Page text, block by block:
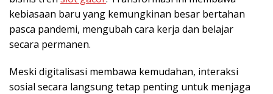
kebiasaan baru yang kemungkinan besar bertahan
pasca pandemi, mengubah cara kerja dan belajar
secara permanen.
Meski digitalisasi membawa kemudahan, interaksi
sosial secara langsung tetap penting untuk menjaga